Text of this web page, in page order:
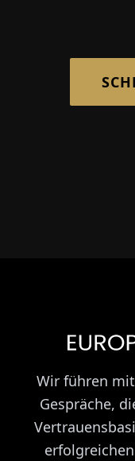
Wir führen
Gespräche,